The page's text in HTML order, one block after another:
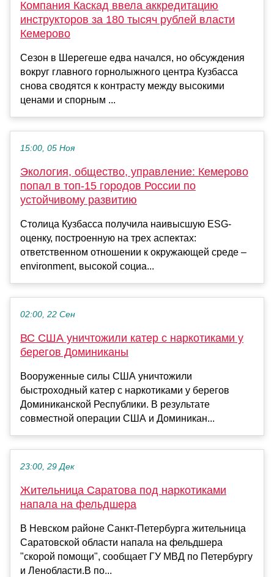
Компания Каскад ввела аккредитацию
инструкторов за 180 тысяч рублей власти
Кемерово
Сезон в Шерегеше едва начался, но обсуждения
вокруг главного горнолыжного центра Кузбасса
снова сводятся к контрасту между высокими
ценами и спорным ...
15:00, 05 Ноя
Экология, общество, управление: Кемерово
попал в топ-15 городов России по
устойчивому развитию
Столица Кузбасса получила наивысшую ESG-
оценку, построенную на трех аспектах:
ответственном отношении к окружающей среде –
environment, высокой социа...
02:00, 22 Сен
ВС США уничтожили катер с наркотиками у
берегов Доминиканы
Вооруженные силы США уничтожили
быстроходный катер с наркотиками у берегов
Доминиканской Республики. В результате
совместной операции США и Доминикан...
23:00, 29 Дек
Жительница Саратова под наркотиками
напала на фельдшера
В Невском районе Санкт-Петербурга жительница
Саратовской области напала на фельдшера
"скорой помощи", сообщает ГУ МВД по Петербургу
и Ленобласти.В по...